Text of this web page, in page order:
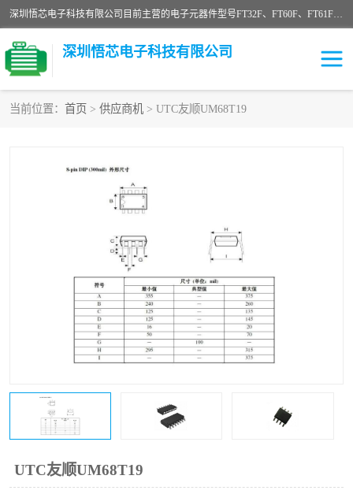
深圳悟芯电子科技有限公司目前主营的电子元器件型号FT32F、FT60F、FT61F、FT62F、FT64F、FT61FC、MCU EEPROM MOS LDO 稳压管 触摸IC DC-DC AC-DC 协议IC等，广泛应用于LED射灯、LED日光灯、等诸多领域。
深圳悟芯电子科技有限公司
当前位置： 首页 > 供应商机 > UTC友顺UM68T19
UTC友顺UM68T19
FT61F
FT64F
FT61FC
FT60F011
FT61F022
FT61F021